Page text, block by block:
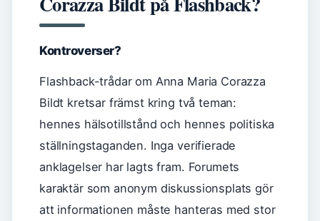
Kontroverser?
Flashback-trådar om Anna Maria Corazza
Bildt kretsar främst kring två teman:
hennes hälsotillstånd och hennes politiska
ställningstaganden. Inga verifierade
anklagelser har lagts fram. Forumets
karaktär som anonym diskussionsplats gör
att informationen måste hanteras med stor